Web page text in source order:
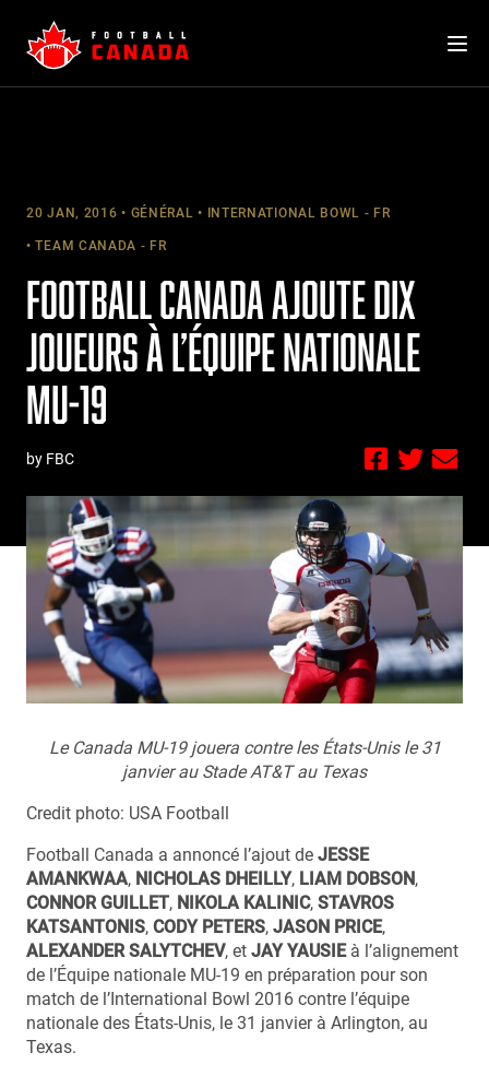
content
20 JAN, 2016 GÉNÉRAL INTERNATIONAL BOWL - FR
TEAM CANADA - FR
FOOTBALL CANADA AJOUTE DIX
JOUEURS À L’ÉQUIPE NATIONALE
MU-19
by FBC
Le Canada MU-19 jouera contre les États-Unis le 31
janvier au Stade AT&T au Texas
Credit photo: USA Football
Football Canada a annoncé l’ajout de JESSE
AMANKWAA, NICHOLAS DHEILLY, LIAM DOBSON,
CONNOR GUILLET, NIKOLA KALINIC, STAVROS
KATSANTONIS, CODY PETERS, JASON PRICE,
ALEXANDER SALYTCHEV, et JAY YAUSIE à l’alignement
de l’Équipe nationale MU-19 en préparation pour son
match de l’International Bowl 2016 contre l’équipe
nationale des États-Unis, le 31 janvier à Arlington, au
Texas.